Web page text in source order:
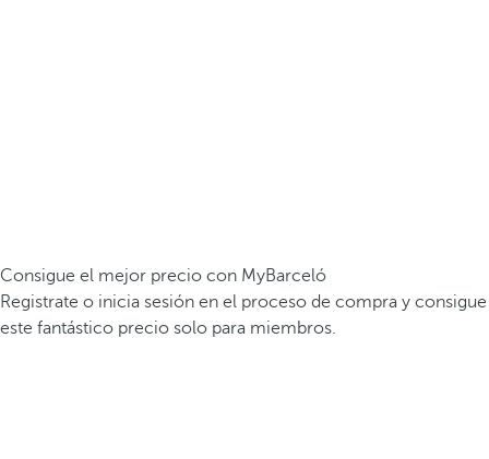
Consigue el mejor precio con MyBarceló
Registrate o inicia sesión en el proceso de compra y consigue
este fantástico precio solo para miembros.